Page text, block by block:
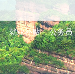
就业补贴 公务员